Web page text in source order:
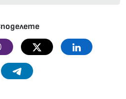
Viber Twitter Linkedin
Telegram